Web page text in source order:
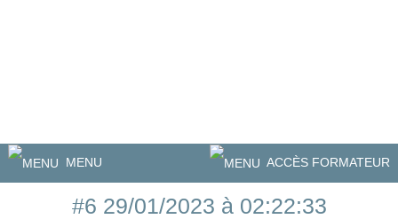
MENU ACCÈS FORMATEUR
#6 29/01/2023 à 02:22:33